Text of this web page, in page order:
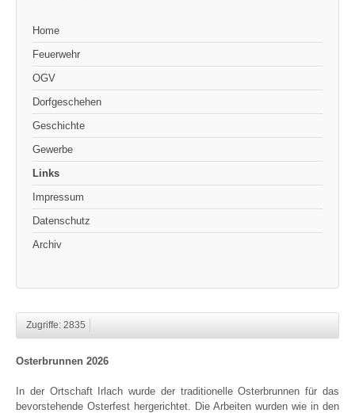
Home
Feuerwehr
OGV
Dorfgeschehen
Geschichte
Gewerbe
Links
Impressum
Datenschutz
Archiv
Zugriffe: 2835
Osterbrunnen 2026
In der Ortschaft Irlach wurde der traditionelle Osterbrunnen für das
bevorstehende Osterfest hergerichtet. Die Arbeiten wurden wie in den